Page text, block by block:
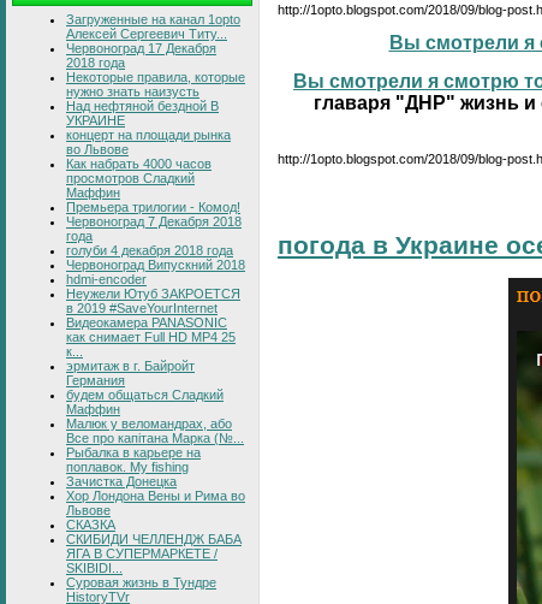
Загруженные на канал 1opto
Алексей Сергеевич Титу...
Червоноград 17 Декабря
2018 года
Некоторые правила, которые
нужно знать наизусть
Над нефтяной бездной В
УКРАИНЕ
концерт на площади рынка
во Львове
Как набрать 4000 часов
просмотров Сладкий
Маффин
Премьера трилогии - Комод!
Червоноград 7 Декабря 2018
года
голуби 4 декабря 2018 года
Червоноград Випускний 2018
hdmi-encoder
Неужели Ютуб ЗАКРОЕТСЯ
в 2019 #SaveYourInternet
Видеокамера PANASONIC
как снимает Full HD MP4 25
к...
эрмитаж в г. Байройт
Германия
будем общаться Сладкий
Маффин
Малюк у веломандрах, або
Все про капітана Марка (№...
Рыбалка в карьере на
поплавок. My fishing
Зачистка Донецка
Хор Лондона Вены и Рима во
Львове
СКАЗКА
СКИБИДИ ЧЕЛЛЕНДЖ БАБА
ЯГА В СУПЕРМАРКЕТЕ /
SKIBIDI...
Суровая жизнь в Тундре
HistoryTVr
http://1opto.blogspot.com/2018/09/blog-
Вы смотрели я
Вы смотрели я смотрю
главаря "ДНР" жизнь и
http://1opto.blogspot.com/2018/09/blog-
погода в Украине